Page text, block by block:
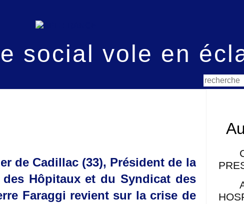
social vole en
de Cadillac (33), Président de la
Hôpitaux et du Syndicat des
Faraggi revient sur la crise de